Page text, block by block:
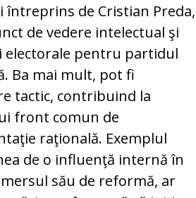
întreprins de Cristian Preda,
de vedere intelectual şi
electorale pentru partidul
Ba mai mult, pot fi
tactic, contribuind la
front comun de
raţională. Exemplul
de o influenţă internă în
său de reformă, ar